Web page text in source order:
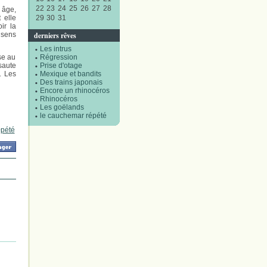
22 23 24 25 26 27 28
29 30 31
derniers rêves
Les intrus
Régression
Prise d'otage
Mexique et bandits
Des trains japonais
Encore un rhinocéros
Rhinocéros
Les goëlands
le cauchemar répété
elle
la
au
Les